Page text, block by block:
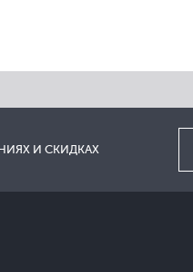
И СКИДКАХ